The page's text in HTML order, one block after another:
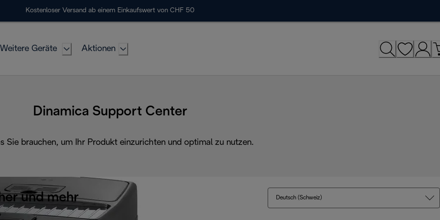
Kostenloser Versand ab einem Einkaufswert von CHF 50
Weitere Geräte Aktionen
Dinamica Support Center
Sie brauchen, um Ihr Produkt einzurichten und optimal zu nutzen.
und mehr Deutsch (Schweiz)